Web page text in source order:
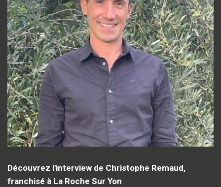
Découvrez l'interview de Christophe Remaud,
franchisé à La Roche Sur Yon